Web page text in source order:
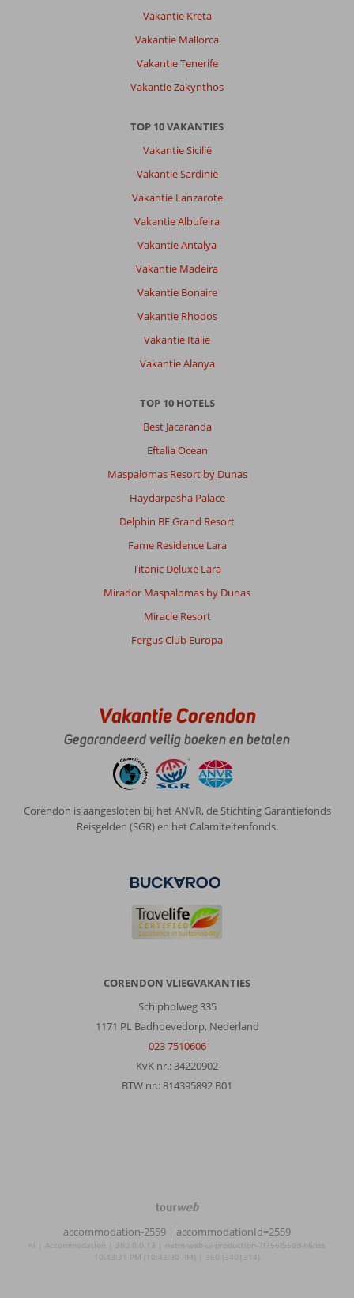
Vakantie Kreta
Vakantie Mallorca
Vakantie Tenerife
Vakantie Zakynthos
TOP 10 VAKANTIES
Vakantie Sicilië
Vakantie Sardinië
Vakantie Lanzarote
Vakantie Albufeira
Vakantie Antalya
Vakantie Madeira
Vakantie Bonaire
Vakantie Rhodos
Vakantie Italië
Vakantie Alanya
TOP 10 HOTELS
Best Jacaranda
Eftalia Ocean
Maspalomas Resort by Dunas
Haydarpasha Palace
Delphin BE Grand Resort
Fame Residence Lara
Titanic Deluxe Lara
Mirador Maspalomas by Dunas
Miracle Resort
Fergus Club Europa
Vakantie Corendon
Gegarandeerd veilig boeken en betalen
Corendon is aangesloten bij het ANVR, de Stichting Garantiefonds
Reisgelden (SGR) en het Calamiteitenfonds.
CORENDON VLIEGVAKANTIES
Schipholweg 335
1171 PL Badhoevedorp, Nederland
023 7510606
KvK nr.: 34220902
BTW nr.: 814395892 B01
TourWeb
NetMatch
accommodation-2559 | accommodationId=2559
nl | Accommodation | 380.0.0.13 | netm-web-ui-production-7f756f55dd-n6hzs
10:43:31 PM (10:43:30 PM) | 360 (340|314)